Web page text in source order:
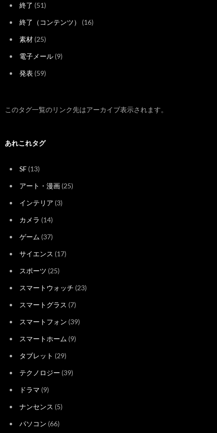
終了 (51)
終了（コンテンツ） (16)
素材 (25)
電子メール (9)
発表 (59)
このタグ一覧のリンク先はアーカイブ表示されます。
あれこれタグ
SF (13)
アート・漫画 (25)
インテリア (3)
カメラ (14)
ゲーム (37)
サイエンス (17)
スポーツ (25)
スマートウォッチ (23)
スマートグラス (7)
スマートフォン (39)
スマートホーム (9)
タブレット (29)
テクノロジー (39)
ドラマ (9)
ナンセンス (5)
パソコン (66)